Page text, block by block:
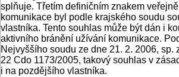
splňuje. Třetím definičním znakem
komunikace byl podle krajského soudu
vlastníka. Tento souhlas může být dán i
aktivního bránění užívání komunikace.
Nejvyššího soudu ze dne 21. 2. 2006, sp.
22 Cdo 1173/2005, takový souhlas v
i na pozdějšího vlastníka.